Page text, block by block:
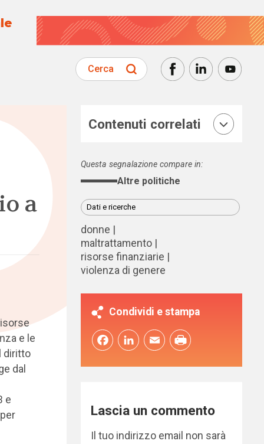
Cerca
a
e le
diritto
dal
e
Contenuti correlati
Questa segnalazione compare in:
Altre politiche
Dati e ricerche
donne
maltrattamento
risorse finanziarie
violenza di genere
Condividi e stampa
FacebookLinkedInEmail
Lascia un commento
Il tuo indirizzo email non sarà